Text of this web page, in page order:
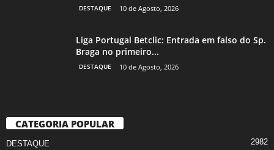
DESTAQUE 10 de Agosto, 2026
Liga Portugal Betclic: Entrada em falso do Sp.
Braga no primeiro...
DESTAQUE 10 de Agosto, 2026
CATEGORIA POPULAR
DESTAQUE 2982